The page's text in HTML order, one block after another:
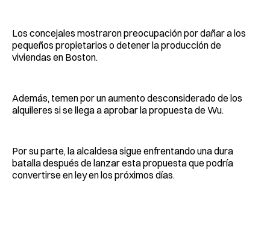
Los concejales mostraron preocupación por dañar a los
pequeños propietarios o detener la producción de
viviendas en Boston.
Además, temen por un aumento desconsiderado de los
alquileres si se llega a aprobar la propuesta de Wu.
Por su parte, la alcaldesa sigue enfrentando una dura
batalla después de lanzar esta propuesta que podría
convertirse en ley en los próximos días.